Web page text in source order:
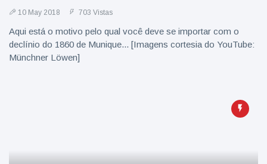
10 May 2018 703 Vistas
Aqui está o motivo pelo qual você deve se importar com o
declínio do 1860 de Munique... [Imagens cortesia do YouTube:
Münchner Löwen]